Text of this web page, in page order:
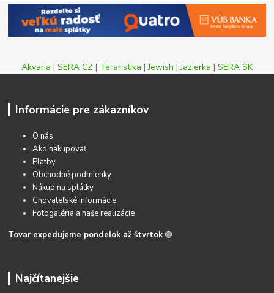
Akvaria | SERA CZ | Teraristika |Jewish |Jazierka | SERA SK
Informácie pre zákazníkov
O nás
Ako nakupovať
Platby
Obchodné podmienky
Nákup na splátky
Chovateľské informácie
Fotogaléria a naše realizácie
Tovar expedujeme pondelok až štvrtok 🟢
Najčítanejšie